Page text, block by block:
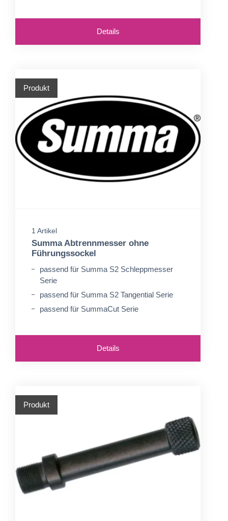
Details
Produkt
1 Artikel
Summa Abtrennmesser ohne
Führungssockel
passend für Summa S2 Schleppmesser
Serie
passend für Summa S2 Tangential Serie
passend für SummaCut Serie
Details
Produkt